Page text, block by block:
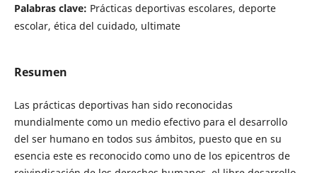
Palabras clave: Prácticas deportivas escolares, deporte
escolar, ética del cuidado, ultimate
Resumen
Las prácticas deportivas han sido reconocidas
mundialmente como un medio efectivo para el desarrollo
del ser humano en todos sus ámbitos, puesto que en su
esencia este es reconocido como uno de los epicentros de